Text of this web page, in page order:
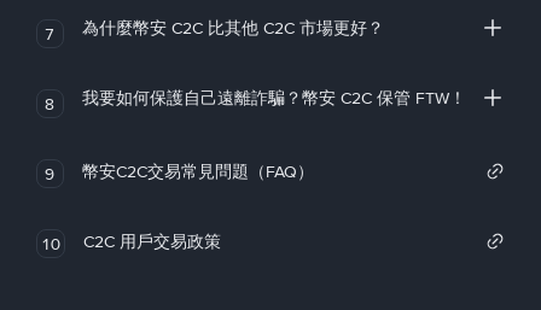
7 為什麼幣安 C2C 比其他 C2C 市場更好？
8 我要如何保護自己遠離詐騙？幣安 C2C 保管 FTW！
9 幣安C2C交易常見問題（FAQ）
10 C2C 用戶交易政策